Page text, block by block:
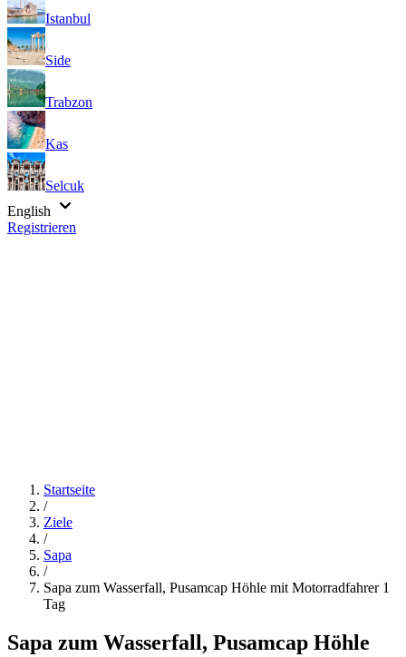
Istanbul
Side
Trabzon
Kas
Selcuk
English
Registrieren
Startseite
/
Ziele
/
Sapa
/
Sapa zum Wasserfall, Pusamcap Höhle mit Motorradfahrer 1
Tag
Sapa zum Wasserfall, Pusamcap Höhle